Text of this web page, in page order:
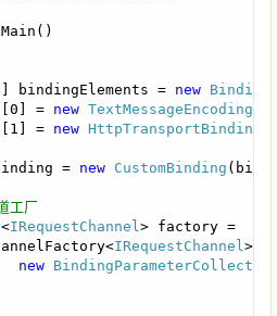
Main()
bindingElements = new
=
new
=
new
= new CustomBinding
工厂
<IRequestChannel > factory =
IRequestChannel >(
new